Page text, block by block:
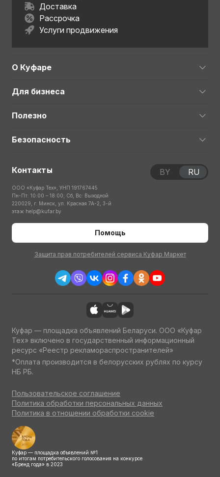
Доставка
Рассрочка
Услуги продвижения
О Куфаре
Для бизнеса
Полезно
Безопасность
Контакты
ООО «Куфар Тех», УНП 191767445
Пн-Пт: 10:00 – 18:00; Сб, Вс: Выходной
220029, г. Минск, ул. Красная 7А-2, 3-й
этаж help@kufar.by
Помощь
Защита прав потребителей сервиса Куфар Маркет
BY RU
Куфар — площадка объявлений Беларуси. ООО «Куфар
Тех» включено в государственный информационный
ресурс «Реестр рекламораспространителей»
*Оплата производится в белорусских рублях по курсу
НБ РБ.
Пользовательское соглашение
Политика обработки персональных данных
Политика в отношении обработки cookie
Куфар — площадка объявлений №1
по итогам потребительского голосования на конкурсе
«Бренд года» в 2023